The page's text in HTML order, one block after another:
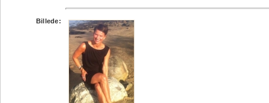
Billede: